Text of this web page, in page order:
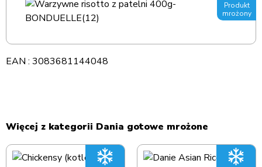
Produkt
mrożony
EAN : 3083681144048
Więcej z kategorii Dania gotowe mrożone